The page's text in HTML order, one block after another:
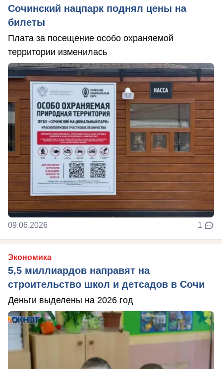
Сочинский нацпарк поднял цены на
билеты
Плата за посещение особо охраняемой
территории изменилась
09.06.2026 1
Экономика
5,5 миллиардов направят на
строительство школ и детсадов в Сочи
Деньги выделены на 2026 год